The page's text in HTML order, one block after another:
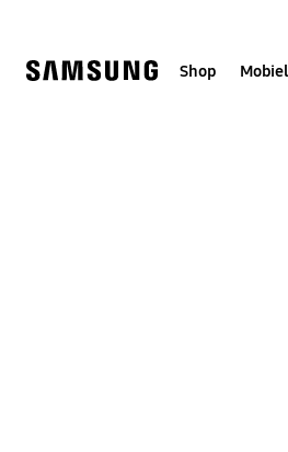
Shop Mobiel